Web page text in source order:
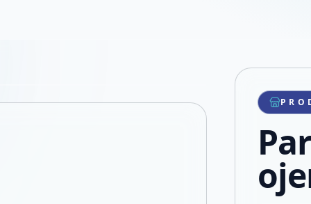
VER EN PANTALLA COMPLETA
Compartir producto
Compartir por WhatsApp
Compartir por mail
Compartir en Facebook
Compartir en X